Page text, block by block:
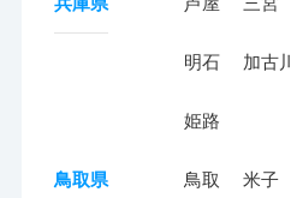
明石 加古川
姫路
鳥取県 鳥取 米子